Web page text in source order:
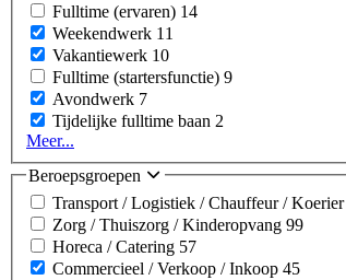
Fulltime (ervaren) 14
Weekendwerk 11
Vakantiewerk 10
Fulltime (startersfunctie) 9
Avondwerk 7
Tijdelijke fulltime baan 2
Meer...
Beroepsgroepen
Transport / Logistiek / Chauffeur / Koerier
Zorg / Thuiszorg / Kinderopvang 99
Horeca / Catering 57
Commercieel / Verkoop / Inkoop 45